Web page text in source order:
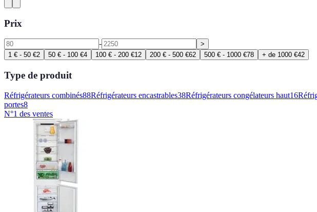
Prix
-
>
1 € - 50 €2 50 € - 100 €4 100 € - 200 €12 200 € - 500 €62 500 € - 1000 €78 + de 1000 €42
Type de produit
Réfrigérateurs combinés88Réfrigérateurs encastrables38Réfrigérateurs congélateurs haut16
portes8
N°1 des ventes